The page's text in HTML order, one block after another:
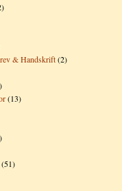
& Handskrift(2)
(13)
(51)